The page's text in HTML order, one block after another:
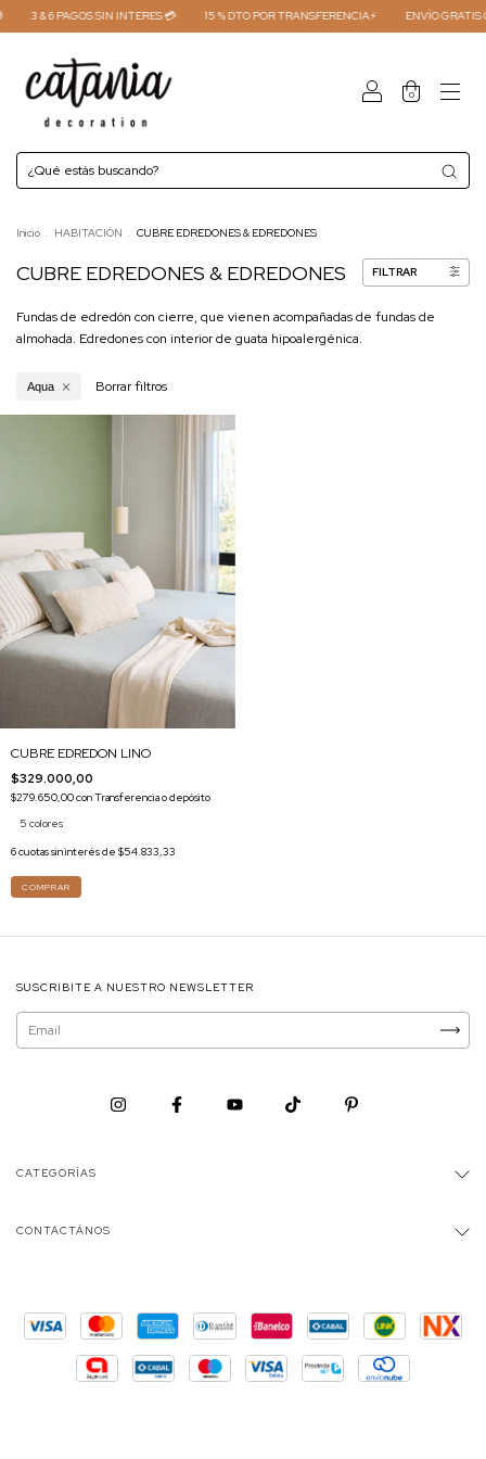
3 & 6 PAGOS SIN INTERES 💳 15 % DTO POR TRANSFERENCIA⚡ ENVÍO GRATIS
0
Inicio . HABITACIÓN . CUBRE EDREDONES & EDREDONES
CUBRE EDREDONES & EDREDONES FILTRAR
Fundas de edredón con cierre, que vienen acompañadas de fundas de
almohada. Edredones con interior de guata hipoalergénica.
Aqua Borrar filtros
CUBRE EDREDON LINO
$329.000,00
$279.650,00conTransferencia o depósito
5 colores
6cuotas sin interés de $54.833,33
COMPRAR
SUSCRIBITE A NUESTRO NEWSLETTER
CATEGORÍAS
CONTACTÁNOS